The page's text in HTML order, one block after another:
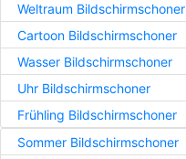
Weltraum Bildschirmschoner
Cartoon Bildschirmschoner
Wasser Bildschirmschoner
Uhr Bildschirmschoner
Frühling Bildschirmschoner
Sommer Bildschirmschoner